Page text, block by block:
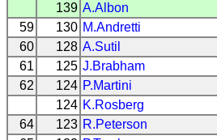
139 A.Albon
59
130 M.Andretti
60
128 A.Sutil
61
125 J.Brabham
62
124 P.Martini
124 K.Rosberg
64
123 R.Peterson